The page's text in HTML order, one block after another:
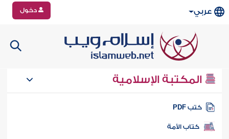
عربي دخول
المكتبة الإسلامية
كتب PDF